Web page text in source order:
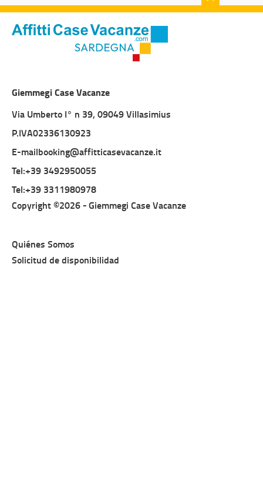
Giemmegi Case Vacanze
Via Umberto I° n 39, 09049 Villasimius
P.IVA02336130923
E-mailbooking@affitticasevacanze.it
Tel:+39 3492950055
Tel:+39 3311980978
Copyright ©2026 -Giemmegi Case Vacanze
Quiénes Somos
Solicitud de disponibilidad